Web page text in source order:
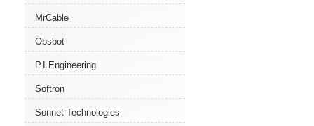
MrCable
Obsbot
P.I.Engineering
Softron
Sonnet Technologies